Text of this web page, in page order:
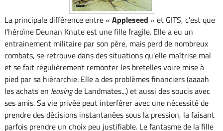
La principale différence entre « Appleseed » et GITS, c'est que
l'héroïne Deunan Knute est une fille fragile. Elle a eu un
entrainement militaire par son père, mais perd de nombreux
combats, se retrouve dans des situations qu'elle maîtrise mal
et se fait régulièrement remonter les bretelles voire mise à
pied par sa hiérarchie. Elle a des problèmes financiers (aaaah
les achats en leasingde Landmates...) et aussi des soucis avec
ses amis. Sa vie privée peut interférer avec une nécessité de
prendre des décisions instantanées sous la pression, la faisant
parfois prendre un choix peu justifiable. Le fantasme de la fille